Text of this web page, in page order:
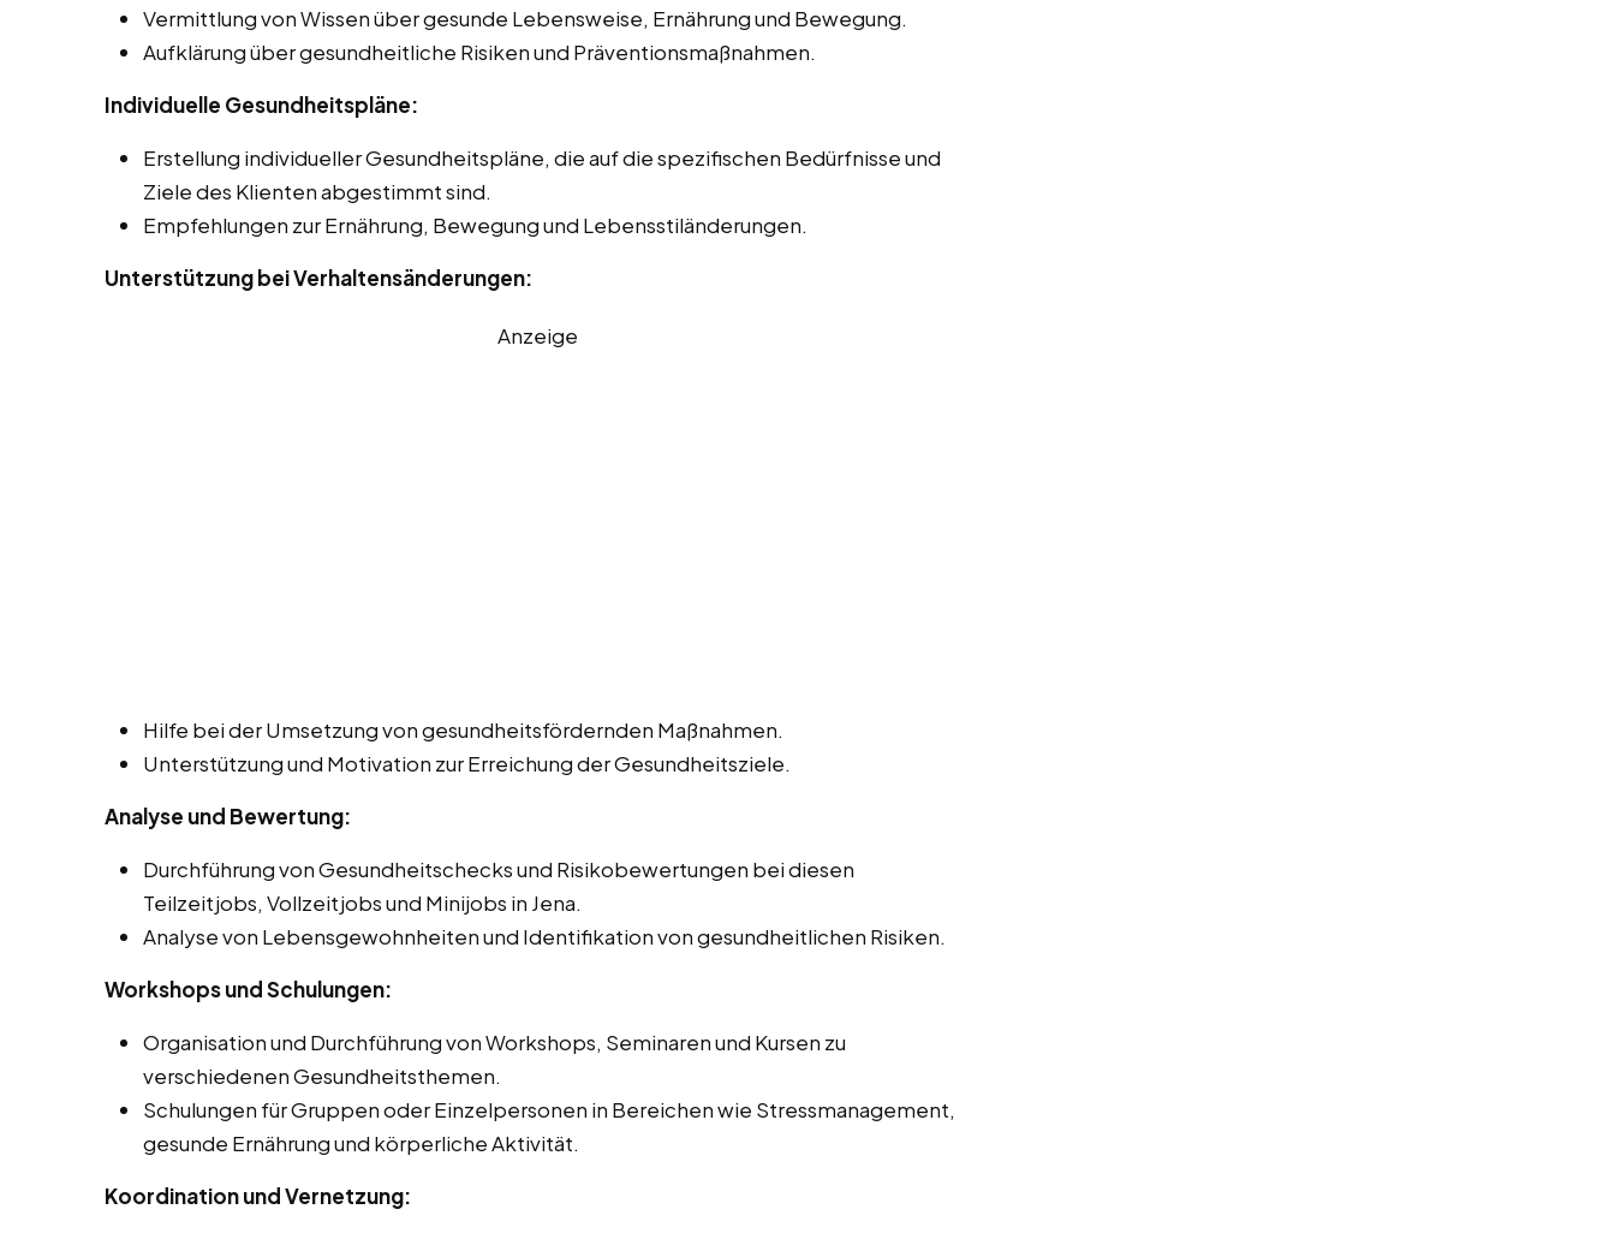
Vermittlung von Wissen über gesunde Lebensweise, Ernährung und Bewegung.
Aufklärung über gesundheitliche Risiken und Präventionsmaßnahmen.
Individuelle Gesundheitspläne:
Erstellung individueller Gesundheitspläne, die auf die spezifischen Bedürfnisse und
Ziele des Klienten abgestimmt sind.
Empfehlungen zur Ernährung, Bewegung und Lebensstiländerungen.
Unterstützung bei Verhaltensänderungen:
Anzeige
Hilfe bei der Umsetzung von gesundheitsfördernden Maßnahmen.
Unterstützung und Motivation zur Erreichung der Gesundheitsziele.
Analyse und Bewertung:
Durchführung von Gesundheitschecks und Risikobewertungen bei diesen
Teilzeitjobs, Vollzeitjobs und Minijobs in Jena.
Analyse von Lebensgewohnheiten und Identifikation von gesundheitlichen Risiken.
Workshops und Schulungen:
Organisation und Durchführung von Workshops, Seminaren und Kursen zu
verschiedenen Gesundheitsthemen.
Schulungen für Gruppen oder Einzelpersonen in Bereichen wie Stressmanagement,
gesunde Ernährung und körperliche Aktivität.
Koordination und Vernetzung: